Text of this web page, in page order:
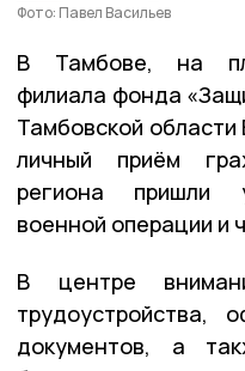
Фото: Павел Васильев
В Тамбове, на
филиала фонда
Тамбовской
личный приём
региона пришли
военной операции и
В центре
трудоустройства,
документов, а